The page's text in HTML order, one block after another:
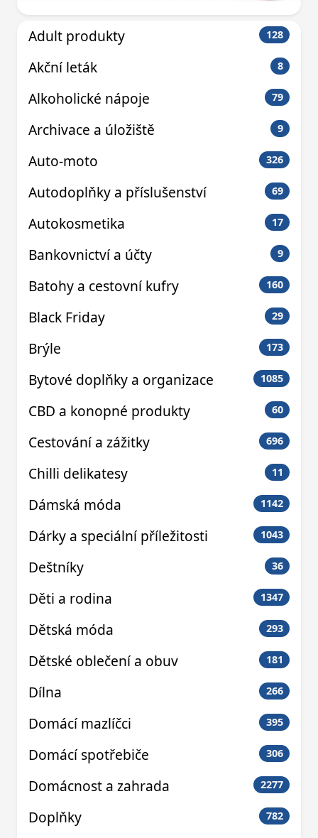
Adult produkty 128
Akční leták 8
Alkoholické nápoje 79
Archivace a úložiště 9
Auto-moto 326
Autodoplňky a příslušenství 69
Autokosmetika 17
Bankovnictví a účty 9
Batohy a cestovní kufry 160
Black Friday 29
Brýle 173
Bytové doplňky a organizace 1085
CBD a konopné produkty 60
Cestování a zážitky 696
Chilli delikatesy 11
Dámská móda 1142
Dárky a speciální příležitosti 1043
Deštníky 36
Děti a rodina 1347
Dětská móda 293
Dětské oblečení a obuv 181
Dílna 266
Domácí mazlíčci 395
Domácí spotřebiče 306
Domácnost a zahrada 2277
Doplňky 782